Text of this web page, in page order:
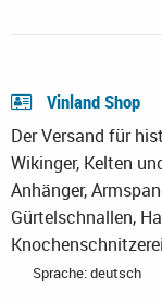
Vinland Shop
Der Versand für
Wikinger, Kelten
Anhänger,
Gürtelschnallen,
Sprache: deutsch